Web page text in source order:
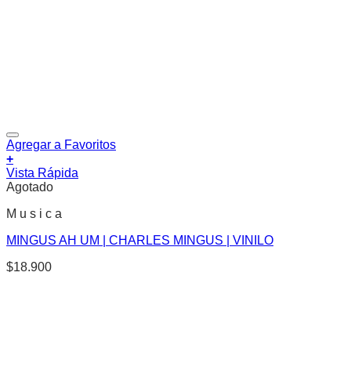
Agregar a Favoritos
+
Vista Rápida
Agotado
M u s i c a
MINGUS AH UM | CHARLES MINGUS | VINILO
$18.900